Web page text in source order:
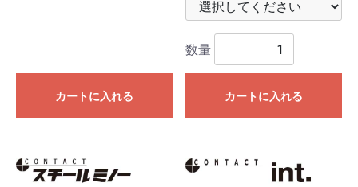
カートに入れる
数量
カートに入れる